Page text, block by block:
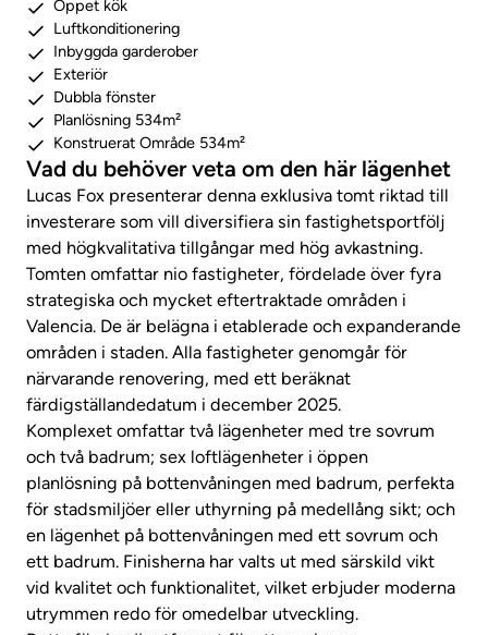
Öppet kök
Luftkonditionering
Inbyggda garderober
Exteriör
Dubbla fönster
Planlösning 534m²
Konstruerat Område 534m²
Vad du behöver veta om den här lägenhet
Lucas Fox presenterar denna exklusiva tomt riktad till
investerare som vill diversifiera sin fastighetsportfölj
med högkvalitativa tillgångar med hög avkastning.
Tomten omfattar nio fastigheter, fördelade över fyra
strategiska och mycket eftertraktade områden i
Valencia. De är belägna i etablerade och expanderande
områden i staden. Alla fastigheter genomgår för
närvarande renovering, med ett beräknat
färdigställandedatum i december 2025.
Komplexet omfattar två lägenheter med tre sovrum
och två badrum; sex loftlägenheter i öppen
planlösning på bottenvåningen med badrum, perfekta
för stadsmiljöer eller uthyrning på medellång sikt; och
en lägenhet på bottenvåningen med ett sovrum och
ett badrum. Finisherna har valts ut med särskild vikt
vid kvalitet och funktionalitet, vilket erbjuder moderna
utrymmen redo för omedelbar utveckling.